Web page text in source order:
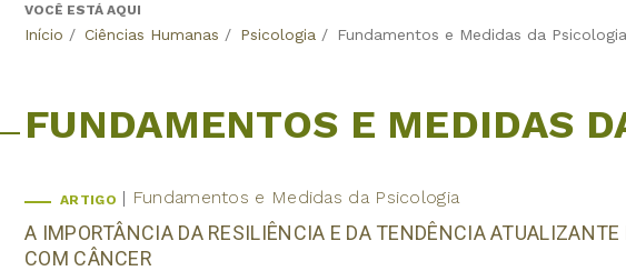
BackVOCÊ ESTÁ AQUI
Início / Ciências Humanas / Psicologia / Fundamentos e Medidas da Psicologia
FUNDAMENTOS E MEDIDAS
ARTIGO Fundamentos e Medidas da Psicologia
A IMPORTÂNCIA DA RESILIÊNCIA E DA TENDÊNCIA ATUALIZANTE
COM CÂNCER